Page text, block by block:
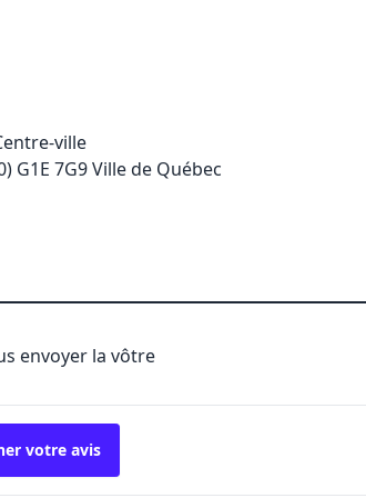
ville
G1E 7G9 Ville de Québec
envoyer la vôtre
votre avis